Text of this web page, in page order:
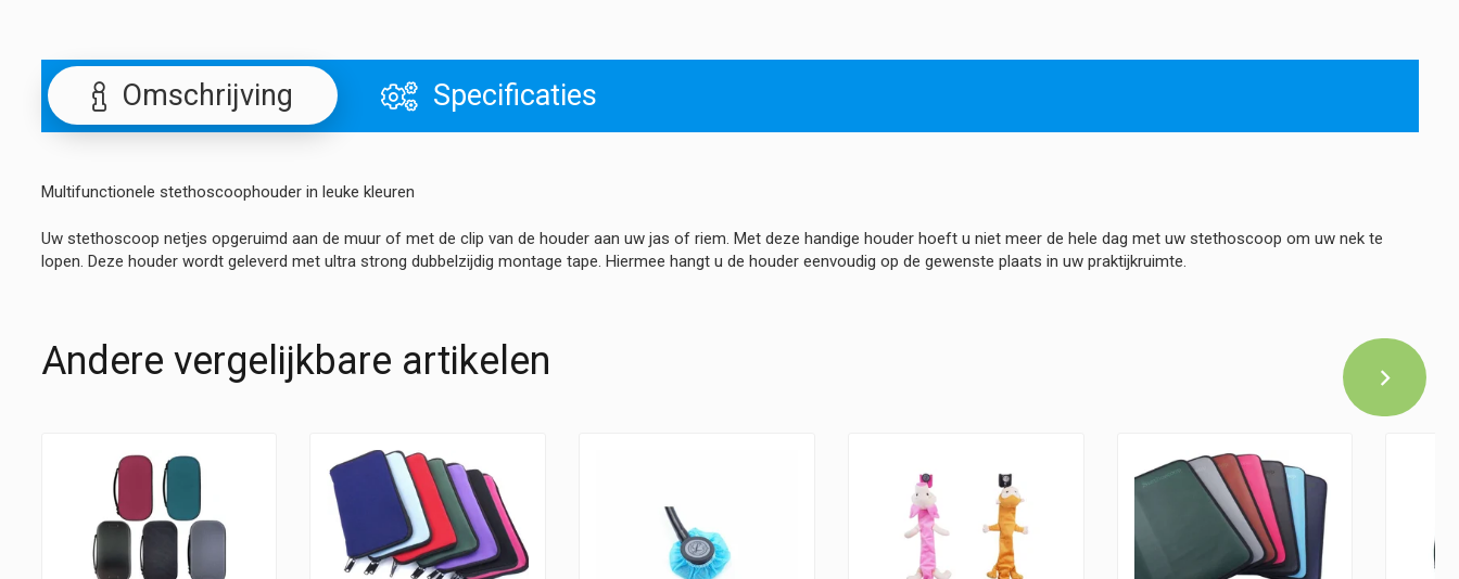
Omschrijving Specificaties
Multifunctionele stethoscoophouder in leuke kleuren
Uw stethoscoop netjes opgeruimd aan de muur of met de clip van de houder aan uw jas of riem. Met deze handige houder hoeft u niet meer de hele dag met uw stethoscoop om uw nek te
lopen. Deze houder wordt geleverd met ultra strong dubbelzijdig montage tape. Hiermee hangt u de houder eenvoudig op de gewenste plaats in uw praktijkruimte.
Andere vergelijkbare artikelen